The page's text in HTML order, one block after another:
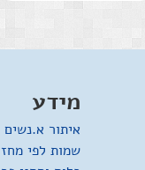
מידע
איתור
שמות לפי